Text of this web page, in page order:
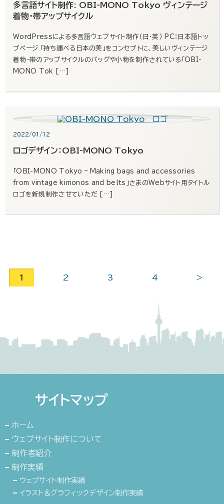
多言語サイト制作: OBI-MONO Tokyo ヴィンテージ
着物・帯アップサイクル
WordPressによる多言語ウェブサイト制作（日・英） PC：日本語トッ
プページ 「持ち運べる日本の美」をコンセプトに、美しいヴィンテージ
着物・帯のアップサイクルのバッグや小物を制作されている「OBI-
MONO Tok […]
2022/01/12
ロゴデザイン：OBI-MONO Tokyo
「OBI-MONO Tokyo – Making bags and accessories
from vintage kimonos and belts」さまのWebサイト用タイトル
ロゴを新規制作させていただ […]
1 2 3 4 >
サイトマップ
ホーム
ウェブサイト制作について
制作者紹介
制作実績
ウェブサイト制作実績
イラスト＆グラフィックデザイン制作実績